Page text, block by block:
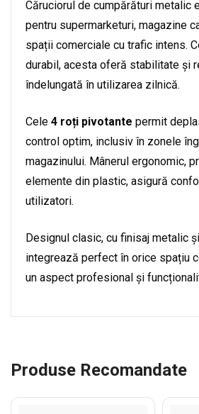
Căruciorul de cumpărături metalic
pentru supermarketuri, magazine
spații comerciale cu trafic intens.
durabil, acesta oferă stabilitate și
îndelungată în utilizarea zilnică.
Cele 4 roți pivotante permit
control optim, inclusiv în zonele
magazinului. Mânerul ergonomic,
elemente din plastic, asigură
utilizatori.
Designul clasic, cu finisaj metalic
integrează perfect în orice spațiu
un aspect profesional și
Produse Recomandate